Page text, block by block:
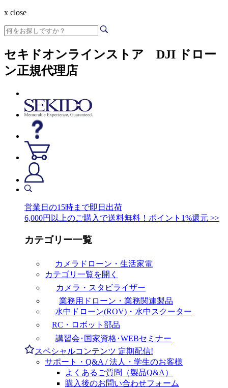
x close
セキドオンラインストア DJI ドロー
ン正規代理店
営業日の15時まで即日出荷
6,000円以上のご購入で送料無料！ポイント1%還元 >>
カテゴリー一覧
カメラドローン・生活家電
カテゴリ一覧を開く
カメラ・スタビライザー
業務用ドローン・業務関連製品
水中ドローン(ROV)・水中スクーター
RC・ロボット部品
講習会･国家資格･WEBセミナー
スペシャルコンテンツ 定期配信!
サポート・Q&A / 法人・学生のお客様
よくあるご質問（製品Q&A）
購入後のお問い合わせフォーム